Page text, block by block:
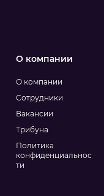
О компании
О компании
Сотрудники
Вакансии
Трибуна
Политика
конфиденциальнос
ти